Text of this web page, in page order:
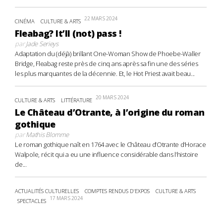
CINÉMA CULTURE & ARTS 22 MARS 2024
Fleabag? It’ll (not) pass !
parJade Serieys
Adaptation du (déjà) brillant One-Woman Show de Phoebe-Waller
Bridge, Fleabag reste près de cinq ans après sa fin une des séries
les plus marquantes de la décennie. Et, le Hot Priest avait beau...
CULTURE & ARTS LITTÉRATURE 20 MARS 2024
Le Château d’Otrante, à l’origine du roman
gothique
parMathis Blomme
Le roman gothique naît en 1764 avec le Château d’Otrante d’Horace
Walpole, récit qui a eu une influence considérable dans l’histoire
de...
ACTUALITÉS CULTURELLES COMPTES RENDUS D'EXPOS
CULTURE & ARTS
SPECTACLES 17 MARS 2024